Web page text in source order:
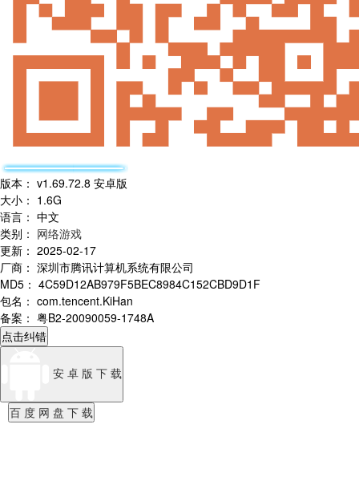
版本 ： v1.69.72.8 安卓版
大小 ： 1.6G
语言 ： 中文
类别 ： 网络游戏
更新 ： 2025-02-17
厂商 ： 深圳市腾讯计算机系统有限公司
MD5 ： 4C59D12AB979F5BEC8984C152CBD9D1F
包名 ： com.tencent.KiHan
备案 ： 粤B2-20090059-1748A
点击纠错
安 卓 版 下 载
百 度 网 盘 下 载